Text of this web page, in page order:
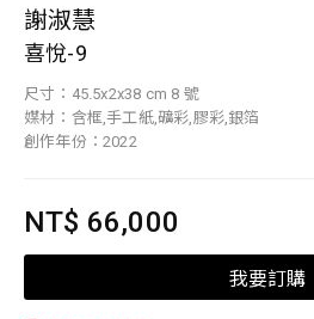
謝淑慧
喜悅-9
尺寸：45.5x2x38 cm 8 號
媒材：含框,手工紙,礦彩,膠彩,銀箔
創作年份：2022
NT$ 66,000
我要訂購